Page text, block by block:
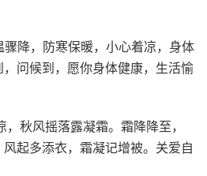
骤降，防寒保暖，小心着凉，身体
问候到，愿你身体健康，生活愉
秋风摇落露凝霜。霜降降至，
起多添衣，霜凝记增被。关爱自